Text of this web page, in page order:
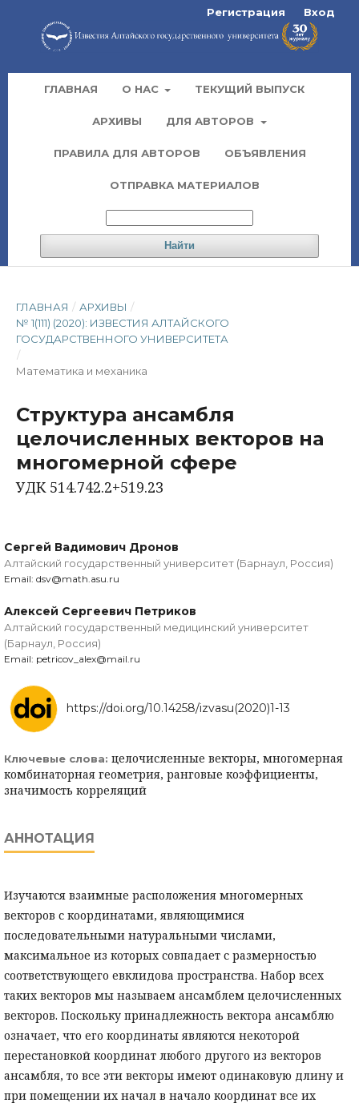
ГЛАВНАЯ О НАС ТЕКУЩИЙ ВЫПУСК
АРХИВЫ ДЛЯ АВТОРОВ
ПРАВИЛА ДЛЯ АВТОРОВ ОБЪЯВЛЕНИЯ
ОТПРАВКА МАТЕРИАЛОВ
Найти
Регистрация Вход
ГЛАВНАЯ / АРХИВЫ /
№ 1(111) (2020): ИЗВЕСТИЯ АЛТАЙСКОГО
ГОСУДАРСТВЕННОГО УНИВЕРСИТЕТА
/
Математика и механика
Структура ансамбля
целочисленных векторов на
многомерной сфере
УДК 514.742.2+519.23
Сергей Вадимович Дронов
Алтайский государственный университет (Барнаул, Россия)
Email: dsv@math.asu.ru
Алексей Сергеевич Петриков
Алтайский государственный медицинский университет
(Барнаул, Россия)
Email: petricov_alex@mail.ru
https://doi.org/10.14258/izvasu(2020)1-13
Ключевые слова: целочисленные векторы, многомерная
комбинаторная геометрия, ранговые коэффициенты,
значимость корреляций
АННОТАЦИЯ
Изучаются взаимные расположения многомерных
векторов с координатами, являющимися
последовательными натуральными числами,
максимальное из которых совпадает с размерностью
соответствующего евклидова пространства. Набор всех
таких векторов мы называем ансамблем целочисленных
векторов. Поскольку принадлежность вектора ансамблю
означает, что его координаты являются некоторой
перестановкой координат любого другого из векторов
ансамбля, то все эти векторы имеют одинаковую длину и
при помещении их начал в начало координат все их